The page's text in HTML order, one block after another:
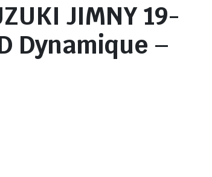
JIMNY 19-
Dynamique –